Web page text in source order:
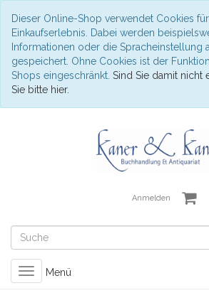
Dieser Online-Shop verwendet Cookies
Einkaufserlebnis. Dabei werden
Informationen oder die Spracheinstellung
gespeichert. Ohne Cookies ist der
Shops eingeschränkt. Sind Sie damit nicht
Sie bitte hier.
Anmelden
Toggle
navigation
Menü